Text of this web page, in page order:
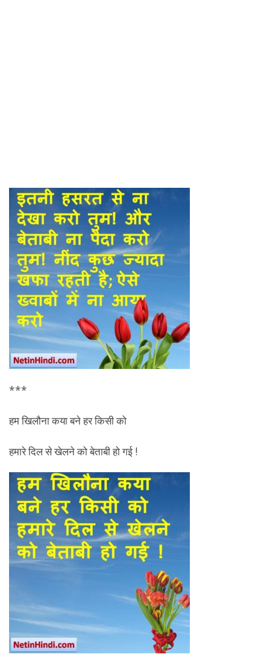
***
हम खिलौना कया बने हर किसी को
हमारे दिल से खेलने को बेताबी हो गई !